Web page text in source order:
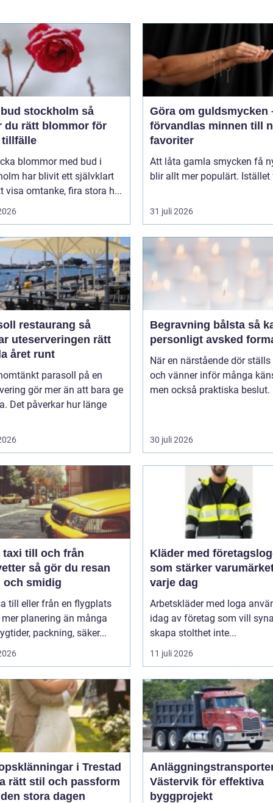
stockholm så
du rätt blommor för
tillfälle
blommor med bud i
har blivit ett självklart
visa omtanke, fira stora h...
Göra om guldsmycken
förvandlas minnen till
favoriter
Att låta gamla smycken få
blir allt mer populärt. Istället
31 juli 2026
restaurang så
uteserveringen rätt
året runt
parasoll på en
gör mer än att bara ge
Det påverkar hur länge
Begravning bålsta så kan ett
personligt avsked
När en närstående dör
och vänner inför många
men också praktiska beslut.
30 juli 2026
taxi till och från
du resan
och smidig
till eller från en flygplats
mer planering än många
packning, säker...
Kläder med
som stärker
varje dag
Arbetskläder med loga
idag av företag som vill
skapa stolthet inte...
11 juli 2026
i Trestad
rätt stil och passform
stora dagen
Västervik för effektiva
byggprojekt